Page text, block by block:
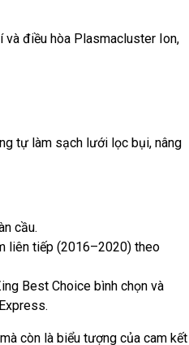
và điều hòa Plasmacluster Ion,
tự làm sạch lưới lọc bụi, nâng
cầu.
liên tiếp (2016–2020) theo
Best Choice bình chọn và
còn là biểu tượng của cam kết